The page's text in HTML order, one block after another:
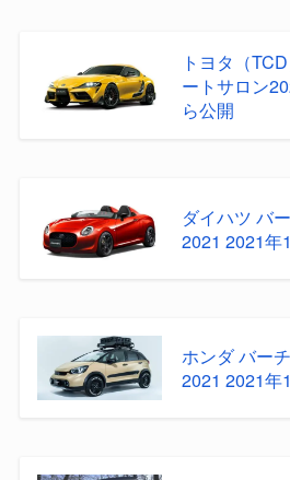
トヨタ（
ートサロン
ら公開
ダイハツ バ
2021 2021年
ホンダ バー
2021 2021年